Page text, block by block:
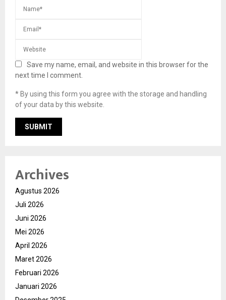
Save my name, email, and website in this browser for the
next time I comment.
* By using this form you agree with the storage and handling
of your data by this website.
Archives
Agustus 2026
Juli 2026
Juni 2026
Mei 2026
April 2026
Maret 2026
Februari 2026
Januari 2026